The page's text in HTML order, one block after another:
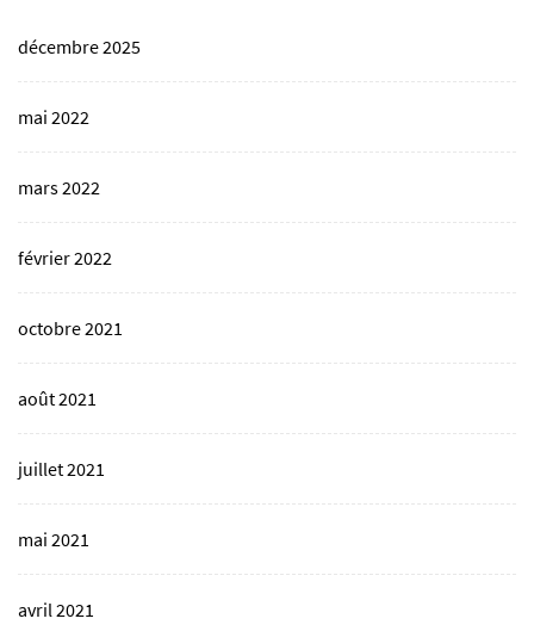
décembre 2025
mai 2022
mars 2022
février 2022
octobre 2021
août 2021
juillet 2021
mai 2021
avril 2021